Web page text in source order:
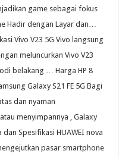
game sebagai fokus
Hadir dengan Layar dan…
Vivo V23 5G Vivo langsung
meluncurkan Vivo V23
belakang … Harga HP 8
Galaxy S21 FE 5G Bagi
dan nyaman
menyimpannya , Galaxy
dan Spesifikasi HUAWEI nova
pasar smartphone